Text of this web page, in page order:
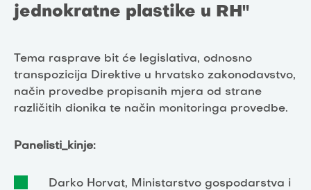
jednokratne plastike u RH"
Tema rasprave bit će legislativa, odnosno
transpozicija Direktive u hrvatsko zakonodavstvo,
način provedbe propisanih mjera od strane
različitih dionika te način monitoringa provedbe.
Panelisti_kinje:
Darko Horvat, Ministarstvo gospodarstva i